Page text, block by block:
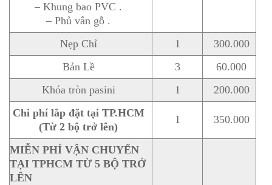
– Khung bao PVC .
– Phủ vân gỗ .
Nẹp Chỉ 1
300.000
Bản Lề
3
60.000
Khóa tròn pasini
1
200.000
Chi phí lắp đặt tại TP.HCM
(Từ 2 bộ trở lên)
1 350.000
MIỄN PHÍ VẬN CHUYỂN
TẠI TPHCM TỪ 5 BỘ TRỞ
LÊN